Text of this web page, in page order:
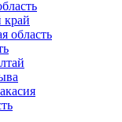
край
область